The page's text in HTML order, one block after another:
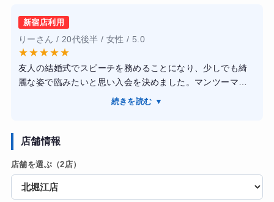
体調に合わせたメニューを組んでくれます。フォームの指
導が非常に丁寧で、運動が苦手な私でも「効いている」感
覚をしっかり実感できました。3ヶ月で体重が4kg減り、何
よりウエスト周りが劇的に引き締まりました！姿勢も良く
なり、疲れにくい体に。食事のアドバイスも現実的なの
で、無理なく健康的な生活習慣が身につきました。
新宿店利用
りーさん / 20代後半 / 女性 / 5.0
★★★★★
友人の結婚式でスピーチを務めることになり、少しでも綺
麗な姿で臨みたいと思い入会を決めました。マンツーマン
なので、その日の体調に合わせたメニューを組んでくれま
ーさんは知識が豊富で、無理な食事制限ではなく何を食べ
けられています。4ヶ月で体重-5kgで期待以上に痩せられま
した。全体的にサイズダウンして、念願のワンピースも着
られるようになりよかったです！
続きを読む ▼
店舗情報
店舗を選ぶ（2店）